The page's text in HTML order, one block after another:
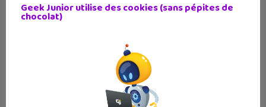
Geek Junior utilise des cookies (sans pépites de
chocolat)